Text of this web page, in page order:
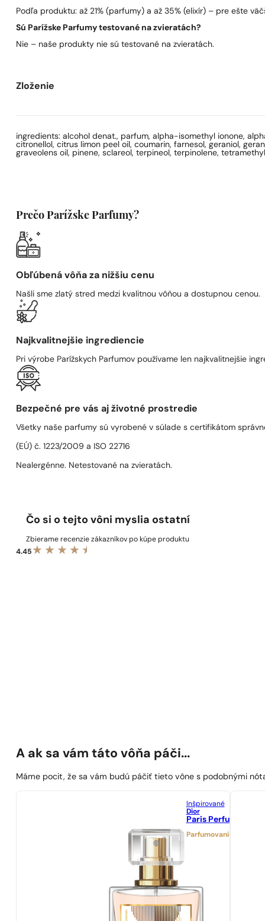
Podľa produktu: až 21% (parfumy) a až 35% (elixír) – pre ešte
Sú Parížske Parfumy testované na zvieratách?
Nie – naše produkty nie sú testované na zvieratách.
Zloženie
ingredients: alcohol denat., parfum, alpha-isomethyl ionone,
citronellol, citrus limon peel oil, coumarin, farnesol, geraniol,
graveolens oil, pinene, sclareol, terpineol, terpinolene,
Prečo Parížske Parfumy?
Obľúbená vôňa za nižšiu cenu
Našli sme zlatý stred medzi kvalitnou vôňou a dostupnou cenou.
Najkvalitnejšie ingrediencie
Pri výrobe Parížskych Parfumov používame len najkvalitnejšie
Bezpečné pre vás aj životné prostredie
Všetky naše parfumy sú vyrobené v súlade s certifikátom
(EÚ) č. 1223/2009 a ISO 22716
Nealergénne. Netestované na zvieratách.
Čo si o tejto vôni myslia ostatní
Zbierame recenzie zákazníkov po kúpe produktu
4.45
A ak sa vám táto vôňa páči...
Máme pocit, že sa vám budú páčiť tieto vône s podobnými
Inšpirované
Dior
Paris Perfumes N°
Parfumovanie 21%